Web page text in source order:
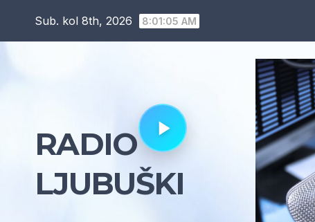
Sub. kol 8th, 2026 8:01:06 AM
RADIO
LJUBUŠKI